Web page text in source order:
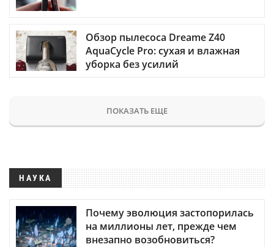
Обзор пылесоса Dreame Z40
AquaCycle Pro: сухая и влажная
уборка без усилий
ПОКАЗАТЬ ЕЩЕ
НАУКА
Почему эволюция застопорилась
на миллионы лет, прежде чем
внезапно возобновиться?